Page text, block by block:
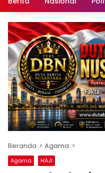
Beranda Agama
Agama HAJI